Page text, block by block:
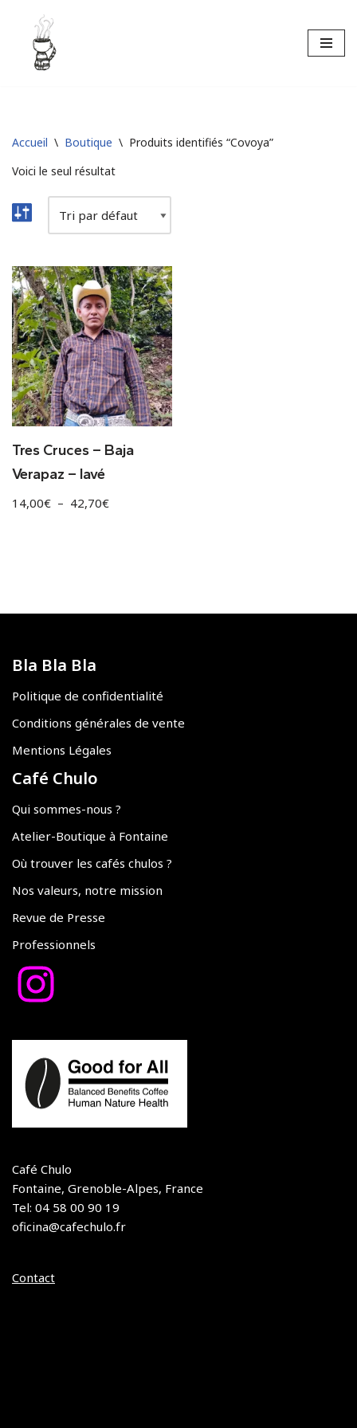
Aller
Accueil \ Boutique \ Produits identifiés “Covoya”
Voici le seul résultat
Tres Cruces – Baja
Verapaz – lavé
14,00€ – 42,70€
Bla Bla Bla
Politique de confidentialité
Conditions générales de vente
Mentions Légales
Café Chulo
Qui sommes-nous ?
Atelier-Boutique à Fontaine
Où trouver les cafés chulos ?
Nos valeurs, notre mission
Revue de Presse
Professionnels
Café Chulo
Fontaine, Grenoble-Alpes, France
Tel: 04 58 00 90 19
oficina@cafechulo.fr
Contact